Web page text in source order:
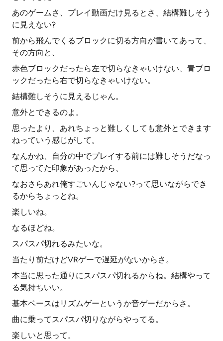
あのゲームさ、プレイ動画だけ見るとさ、結構難しそう
に見えない?
前から飛んでくるブロックに切る方向が書いてあって、
その方向と、
赤色ブロックだったら左で切らなきゃいけない、青ブロ
ックだったら右で切らなきゃいけない。
結構難しそうに見えるじゃん。
意外とできるのよ。
思ったより、あれちょっと難しくしても意外とできます
ねっていう感じがして。
なんかね、自分の中でプレイする前には難しそうだなっ
て思ってた印象があったから、
なおさらあれ俺すごいんじゃない?って思いながらでき
るからちょっとね。
楽しいね。
なるほどね。
スパスパ切れるみたいな。
当たり前だけどVRゲーで遅延がないからさ。
本当に思った通りにスパスパ切れるからね。結構やって
る気持ちいい。
基本ベースはリズムゲーというか音ゲーだからさ。
曲に乗ってスパスパ切りながらやってる。
楽しいと思って。